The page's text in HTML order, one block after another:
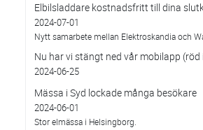
Elbilsladdare kostnadsfritt till dina
2024-07-01
Nytt samarbete mellan Elektroskandia och
Nu har vi stängt ned vår mobilapp (röd
2024-06-25
Mässa i Syd lockade många besökare
2024-06-01
Stor elmässa i Helsingborg.